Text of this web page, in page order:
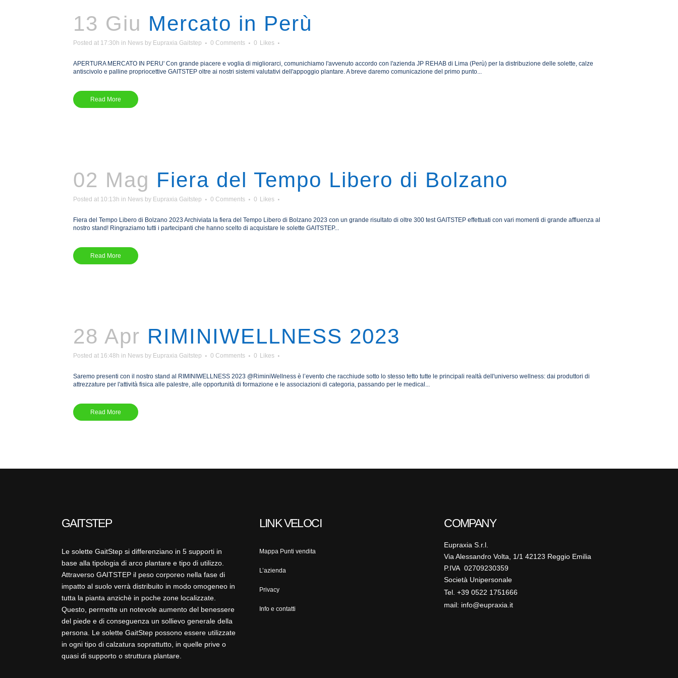
13 Giu Mercato in Perù
Posted at 17:30h in News by Eupraxia Gaitstep 0 Comments 0 Likes
APERTURA MERCATO IN PERU' Con grande piacere e voglia di migliorarci, comunichiamo l'avvenuto accordo con l'azienda JP REHAB di Lima (Perù) per la distribuzione delle solette, calze
antiscivolo e palline propriocettive GAITSTEP oltre ai nostri sistemi valutativi dell'appoggio plantare. A breve daremo comunicazione del primo punto...
Read More
02 Mag Fiera del Tempo Libero di Bolzano
Posted at 10:13h in News by Eupraxia Gaitstep 0 Comments 0 Likes
Fiera del Tempo Libero di Bolzano 2023 Archiviata la fiera del Tempo Libero di Bolzano 2023 con un grande risultato di oltre 300 test GAITSTEP effettuati con vari momenti di grande affluenza al
nostro stand! Ringraziamo tutti i partecipanti che hanno scelto di acquistare le solette GAITSTEP...
Read More
28 Apr RIMINIWELLNESS 2023
Posted at 16:48h in News by Eupraxia Gaitstep 0 Comments 0 Likes
Saremo presenti con il nostro stand al RIMINIWELLNESS 2023 @RiminiWellness è l’evento che racchiude sotto lo stesso tetto tutte le principali realtà dell'universo wellness: dai produttori di
attrezzature per l'attività fisica alle palestre, alle opportunità di formazione e le associazioni di categoria, passando per le medical...
Read More
GAITSTEP
Le solette GaitStep si differenziano in 5 supporti in
base alla tipologia di arco plantare e tipo di utilizzo.
Attraverso GAITSTEP il peso corporeo nella fase di
impatto al suolo verrà distribuito in modo omogeneo in
tutta la pianta anzichè in poche zone localizzate.
Questo, permette un notevole aumento del benessere
del piede e di conseguenza un sollievo generale della
persona. Le solette GaitStep possono essere utilizzate
in ogni tipo di calzatura soprattutto, in quelle prive o
quasi di supporto o struttura plantare.
LINK VELOCI
Mappa Punti vendita
L’azienda
Privacy
Info e contatti
COMPANY
Eupraxia S.r.l.
Via Alessandro Volta, 1/1 42123 Reggio Emilia
P.IVA 02709230359
Società Unipersonale
Tel. +39 0522 1751666
mail: info@eupraxia.it